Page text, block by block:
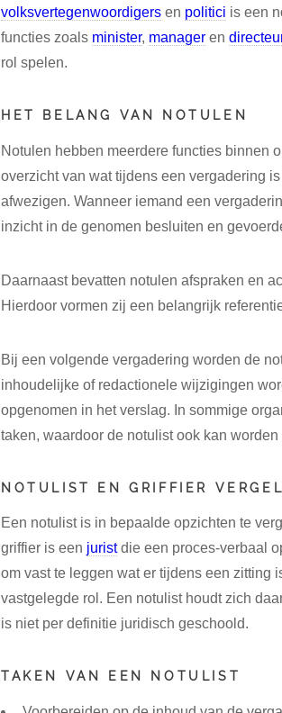
volksvertegenwoordigers en politici is een
functies zoals minister, manager en
rol spelen.
HET BELANG VAN NOTULEN
Notulen hebben meerdere functies binnen
overzicht van wat tijdens een vergadering
afwezigen. Wanneer iemand een
inzicht in de genomen besluiten en
Daarnaast bevatten notulen afspraken en
Hierdoor vormen zij een belangrijk
Bij een volgende vergadering worden de
inhoudelijke of redactionele wijzigingen
opgenomen in het verslag. In sommige
taken, waardoor de notulist ook kan
NOTULIST EN GRIFFIER
Een notulist is in bepaalde opzichten te
griffier is een juristdie een proces-verbaal
om vast te leggen wat er tijdens een zitting
vastgelegde rol. Een notulist houdt zich
is niet per definitie juridisch geschoold.
TAKEN VAN EEN NOTULIST